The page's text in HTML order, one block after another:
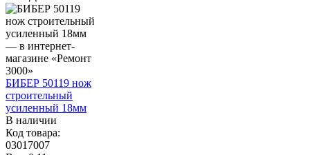
БИБЕР 50119 нож
строительный
усиленный 18мм
В наличии
Код товара:
03017007